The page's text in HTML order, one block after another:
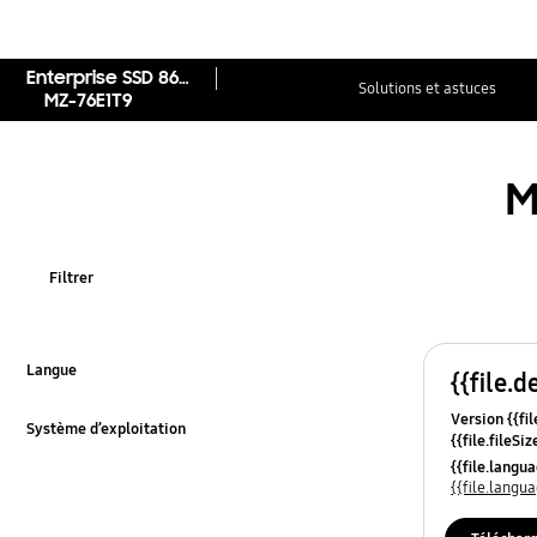
Enterprise SSD 860 DCT (SATA III 2.5")
MZ-76E1T9
Solutions et astuces
Filtrer
Langue
Système d’exploitation
Version